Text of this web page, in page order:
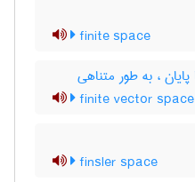
finite space
پایان ، به طور متناهی
finite vector space
finsler space